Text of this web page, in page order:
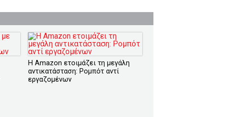
Η Amazon ετοιμάζει τη μεγάλη
αντικατάσταση: Ρομπότ αντί
εργαζομένων